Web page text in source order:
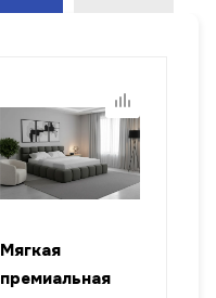
Мягкая
премиальная